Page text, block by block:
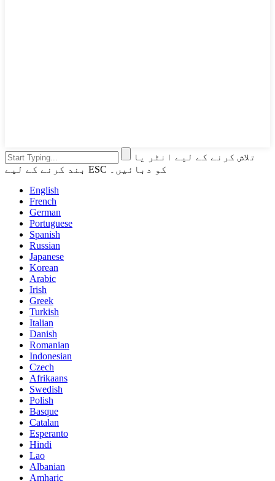
تلاش کرنے کے لیے انٹر یا
بند کرنے کے لیے ESC کو دبائیں۔
English
French
German
Portuguese
Spanish
Russian
Japanese
Korean
Arabic
Irish
Greek
Turkish
Italian
Danish
Romanian
Indonesian
Czech
Afrikaans
Swedish
Polish
Basque
Catalan
Esperanto
Hindi
Lao
Albanian
Amharic